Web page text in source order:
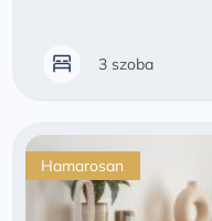
3 szoba
Hamarosan